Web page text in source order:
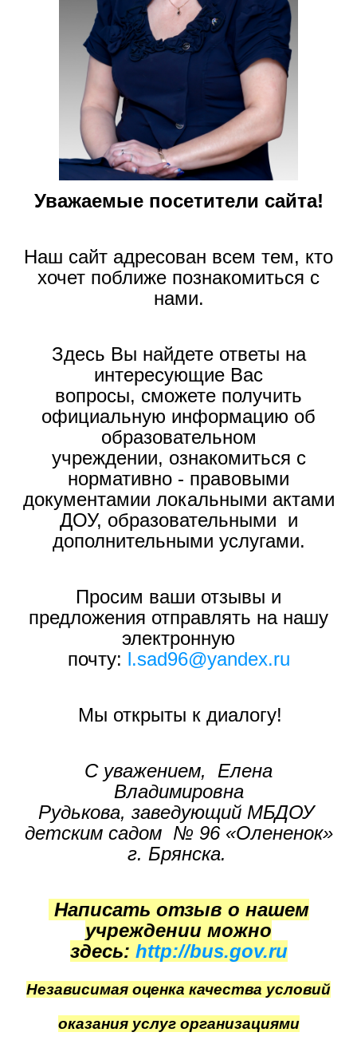
Уважаемые посетители сайта!
Наш сайт адресован всем тем, кто
хочет поближе познакомиться с
нами.
Здесь Вы найдете ответы на
интересующие Вас
вопросы, сможете получить
официальную информацию об
образовательном
учреждении, ознакомиться с
нормативно - правовыми
документамии локальными актами
ДОУ, образовательными и
дополнительными услугами.
Просим ваши отзывы и
предложения отправлять на нашу
электронную
почту: l.sad96@yandex.ru
Мы открыты к диалогу!
С уважением, Елена
Владимировна
Рудькова, заведующий МБДОУ
детским садом № 96 «Олененок»
г. Брянска.
Написать отзыв о нашем
учреждении можно
здесь: http://bus.gov.ru
Независимая оценка качества условий
оказания услуг организациями